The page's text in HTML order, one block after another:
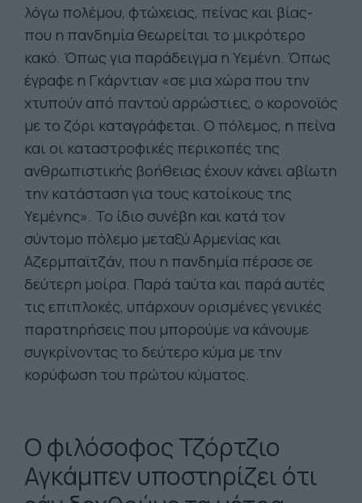
λόγω πολέμου, φτώχειας, πείνας και βίας-
που η πανδημία θεωρείται το μικρότερο
κακό. Όπως για παράδειγμα η Υεμένη. Όπως
έγραφε η Γκάρντιαν «σε μια χώρα που την
χτυπούν από παντού αρρώστιες, ο κορονοϊός
με το ζόρι καταγράφεται. Ο πόλεμος, η πείνα
και οι καταστροφικές περικοπές της
ανθρωπιστικής βοήθειας έχουν κάνει αβίωτη
την κατάσταση για τους κατοίκους της
Υεμένης». Το ίδιο συνέβη και κατά τον
σύντομο πόλεμο μεταξύ Αρμενίας και
Αζερμπαϊτζάν, που η πανδημία πέρασε σε
δεύτερη μοίρα. Παρά ταύτα και παρά αυτές
τις επιπλοκές, υπάρχουν ορισμένες γενικές
παρατηρήσεις που μπορούμε να κάνουμε
συγκρίνοντας το δεύτερο κύμα με την
κορύφωση του πρώτου κύματος.
O φιλόσοφος Τζόρτζιο
Αγκάμπεν υποστηρίζει ότι